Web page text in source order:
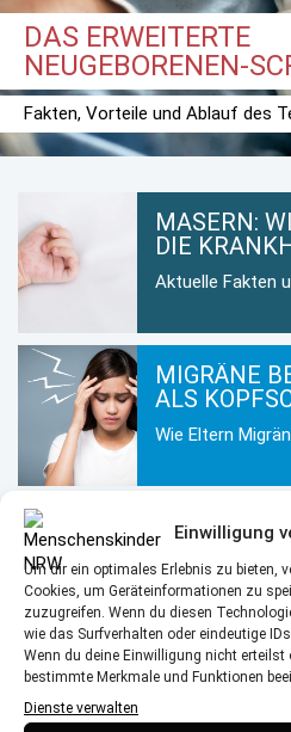
Einwilligung
Um dir ein optimales Erlebnis zu bieten,
Cookies, um Geräteinformationen zu
zuzugreifen. Wenn du diesen
wie das Surfverhalten oder eindeutige
Wenn du deine Einwilligung nicht
bestimmte Merkmale und Funktionen
Dienste verwalten
DAS ERWEITERTE
NEUGEBORENEN-
Fakten, Vorteile und Ablauf des
MASERN:
DIE
Aktuelle Fakten
MIGRÄNE
ALS
Wie Eltern
BLEIBT SIE
GEPFLEGT
Hautpflege für
Jahreszeit
MEHR AUS DEM BEREICH